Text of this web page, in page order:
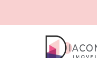
Página